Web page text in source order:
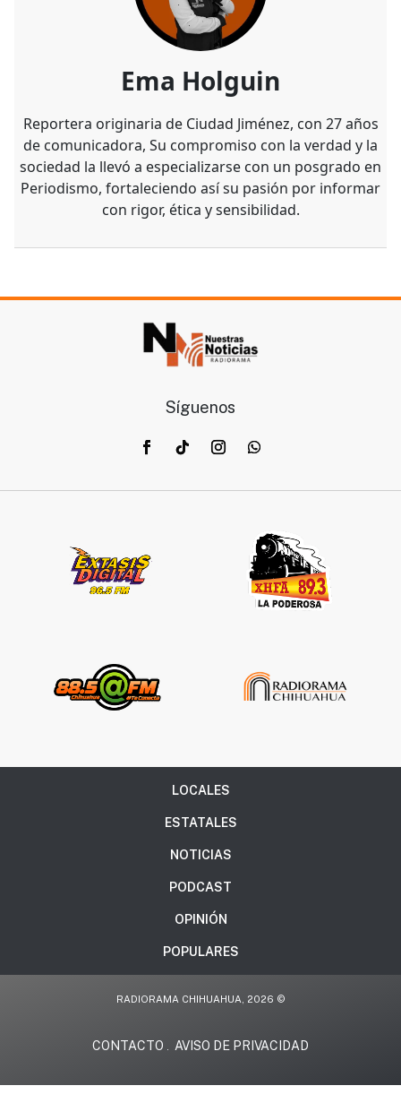
Ema Holguin
Reportera originaria de Ciudad Jiménez, con 27 años
de comunicadora, Su compromiso con la verdad y la
sociedad la llevó a especializarse con un posgrado en
Periodismo, fortaleciendo así su pasión por informar
con rigor, ética y sensibilidad.
Síguenos
LOCALES
ESTATALES
NOTICIAS
PODCAST
OPINIÓN
POPULARES
RADIORAMA CHIHUAHUA, 2026 ©
CONTACTO AVISO DE PRIVACIDAD